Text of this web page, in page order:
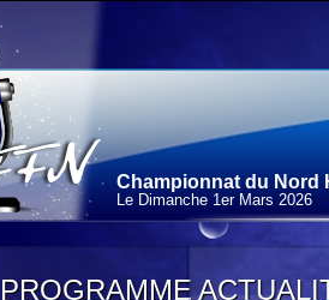
Championnat du Nord
Le Dimanche 1erMars 2026
PROGRAMME